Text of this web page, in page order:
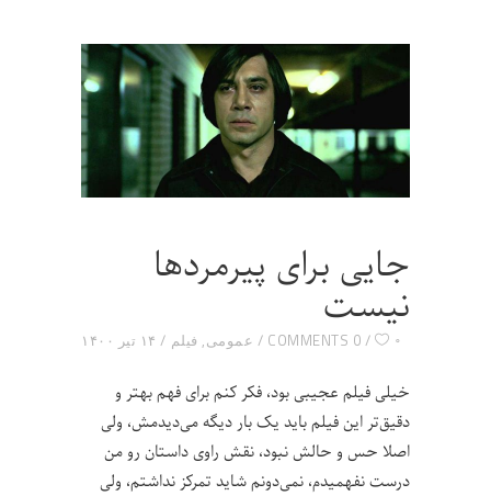
جایی برای پیرمردها
نیست
۱۴ تیر ۱۴۰۰ عمومی, فیلم 0 COMMENTS ۰
خیلی فیلم عجیبی بود، فکر کنم برای فهم بهتر و
دقیق‌تر این فیلم باید یک بار دیگه می‌دیدمش، ولی
اصلا حس و حالش نبود، نقش راوی داستان رو من
درست نفهمیدم، نمی‌دونم شاید تمرکز نداشتم، ولی